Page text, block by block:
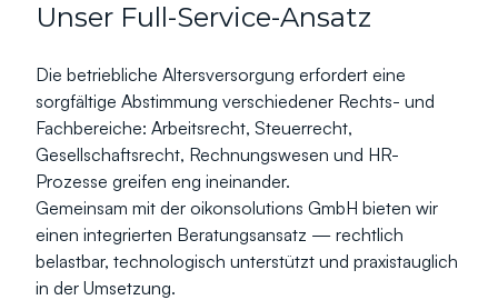
Unser Full-Service-Ansatz
Die betriebliche Altersversorgung erfordert eine
sorgfältige Abstimmung verschiedener Rechts- und
Fachbereiche: Arbeitsrecht, Steuerrecht,
Gesellschaftsrecht, Rechnungswesen und HR-
Prozesse greifen eng ineinander.
Gemeinsam mit der oikonsolutions GmbH bieten wir
einen integrierten Beratungsansatz — rechtlich
belastbar, technologisch unterstützt und praxistauglich
in der Umsetzung.